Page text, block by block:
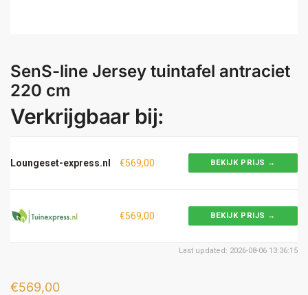
SenS-line Jersey tuintafel antraciet
220 cm
Verkrijgbaar bij:
Loungeset-express.nl €569,00 BEKIJK PRIJS →
€569,00 BEKIJK PRIJS →
Last updated: 2026-08-06 13:36:15
€569,00